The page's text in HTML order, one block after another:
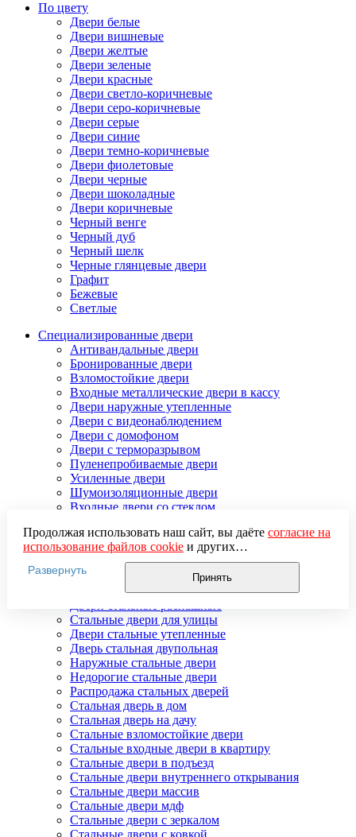
По цвету
Двери белые
Двери вишневые
Двери желтые
Двери зеленые
Двери красные
Двери светло-коричневые
Двери серо-коричневые
Двери серые
Двери синие
Двери темно-коричневые
Двери фиолетовые
Двери черные
Двери шоколадные
Двери коричневые
Черный венге
Черный дуб
Черный шелк
Черные глянцевые двери
Графит
Бежевые
Светлые
Специализированные двери
Антивандальные двери
Бронированные двери
Взломостойкие двери
Входные металлические двери в кассу
Двери наружные утепленные
Двери с видеонаблюдением
Двери с домофоном
Двери с терморазрывом
Пуленепробиваемые двери
Усиленные двери
Шумоизоляционные двери
Входные двери со стеклом
Со скрытыми петлями
Стальные двери
Гнутые стальные двери
Двери входные стальные в коттедж
Стальные двери для улицы
Двери стальные утепленные
Дверь стальная двупольная
Наружные стальные двери
Недорогие стальные двери
Распродажа стальных дверей
Стальная дверь в дом
Стальная дверь на дачу
Стальные взломостойкие двери
Стальные входные двери в квартиру
Стальные двери в подъезд
Стальные двери внутреннего открывания
Стальные двери массив
Стальные двери мдф
Стальные двери с зеркалом
Стальные двери с ковкой
Продолжая использовать наш сайт, вы даёте согласие на
использование файлов cookieи других
пользовательских данных (включая IP-адрес, сведения о
местоположении, устройстве, действиях на сайте и т. п.)
для функционирования сайта, проведения
использования систем аналитики (например,
Яндекс.Метрика), в соответствии с нашей
обработки персональных данных.
Если вы не хотите, чтобы ваши данные обрабатывались,
настройте ограничения в браузере или покиньте сайт.
Развернуть
Принять